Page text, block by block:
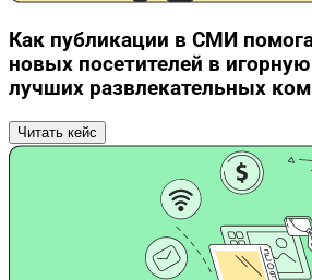
Как публикации в СМИ
новых посетителей в
лучших развлекательных
Читать кейс